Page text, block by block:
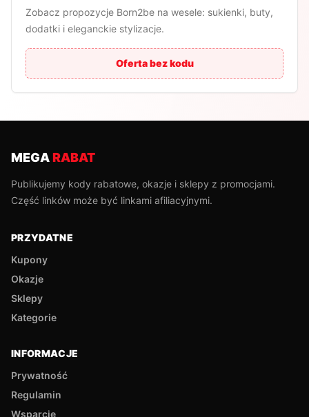
Zobacz propozycje Born2be na wesele: sukienki, buty,
dodatki i eleganckie stylizacje.
Oferta bez kodu
MEGARABAT
Publikujemy kody rabatowe, okazje i sklepy z promocjami.
Część linków może być linkami afiliacyjnymi.
PRZYDATNE
Kupony
Okazje
Sklepy
Kategorie
INFORMACJE
Prywatność
Regulamin
Wsparcie